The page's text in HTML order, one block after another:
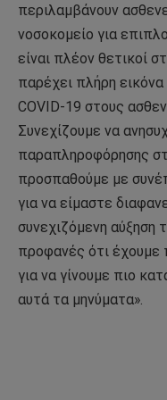
περιλαμβάνουν
νοσοκομείο για
είναι πλέον θετικοί
παρέχει πλήρη
COVID-19 στους
Συνεχίζουμε να
παραπληροφόρησης
προσπαθούμε με
για να είμαστε
συνεχιζόμενη αύξηση
προφανές ότι έχουμε
για να γίνουμε πιο
αυτά τα μηνύματα».